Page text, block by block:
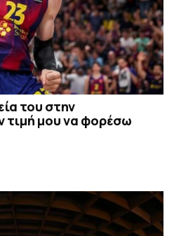
του στην
μου να φορέσω